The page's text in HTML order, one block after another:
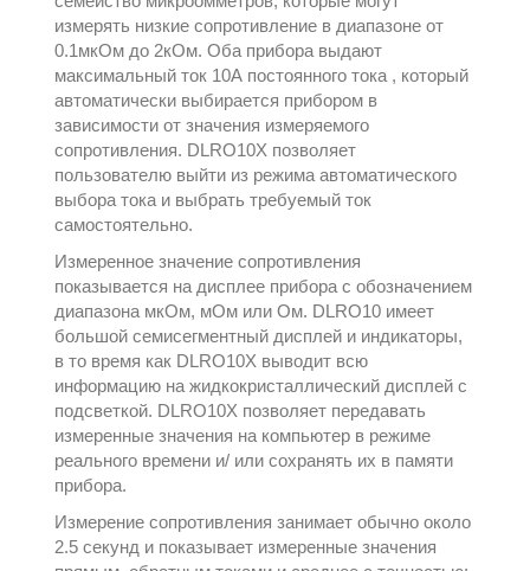
измерять низкие сопротивление в диапазоне от
0.1мкОм до 2кОм. Оба прибора выдают
максимальный ток 10А постоянного тока , который
автоматически выбирается прибором в
зависимости от значения измеряемого
сопротивления. DLRO10X позволяет
пользователю выйти из режима автоматического
выбора тока и выбрать требуемый ток
самостоятельно.
Измеренное значение сопротивления
показывается на дисплее прибора с обозначением
диапазона мкОм, мОм или Ом. DLRO10 имеет
большой семисегментный дисплей и индикаторы,
в то время как DLRO10X выводит всю
информацию на жидкокристаллический дисплей с
подсветкой. DLRO10X позволяет передавать
измеренные значения на компьютер в режиме
реального времени и/ или сохранять их в памяти
прибора.
Измерение сопротивления занимает обычно около
2.5 секунд и показывает измеренные значения